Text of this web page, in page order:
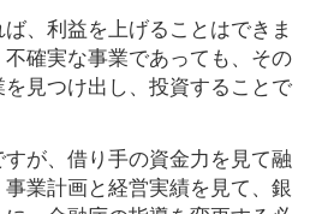
、利益を上げることはできま
確実な事業であっても、その
見つけ出し、投資することで
が、借り手の資金力を見て融
業計画と経営実績を見て、銀